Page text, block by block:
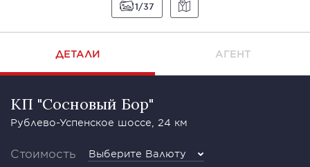
1 37
ДЕТАЛИ АГЕНТ
КП "Сосновый Бор"
Рублево-Успенское шоссе, 24 км
Стоимость Выберите Валюту